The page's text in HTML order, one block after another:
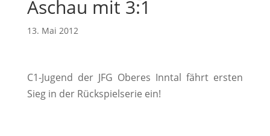
Aschau mit 3:1
13. Mai 2012
C1-Jugend der JFG Oberes Inntal fährt ersten
Sieg in der Rückspielserie ein!